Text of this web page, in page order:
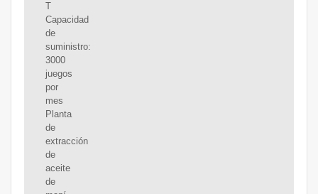
T
Capacidad
de
suministro:
3000
juegos
por
mes
Planta
de
extracción
de
aceite
de